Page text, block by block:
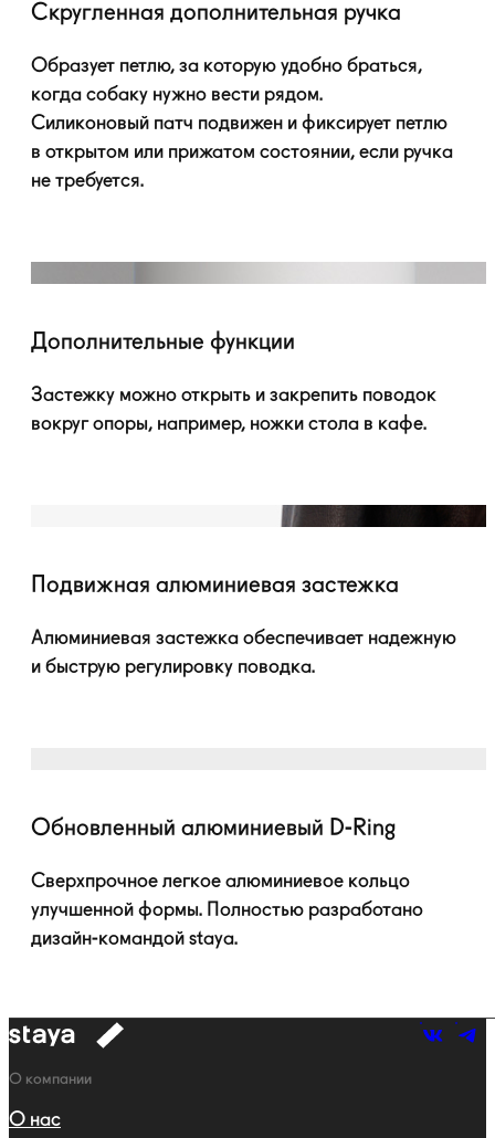
Скругленная дополнительная ручка
Образует петлю, за которую удобно браться,
когда собаку нужно вести рядом.
Силиконовый патч подвижен и фиксирует петлю
в открытом или прижатом состоянии, если ручка
не требуется.
Дополнительные функции
Застежку можно открыть и закрепить поводок
вокруг опоры, например, ножки стола в кафе.
Подвижная алюминиевая застежка
Алюминиевая застежка обеспечивает надежную
и быструю регулировку поводка.
Обновленный алюминиевый D-Ring
Сверхпрочное легкое алюминиевое кольцо
улучшенной формы. Полностью разработано
дизайн-командой staya.
к
Навигация
О компании
О нас